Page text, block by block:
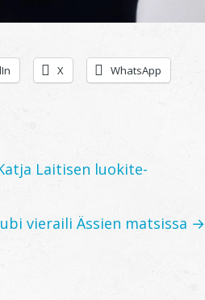
X WhatsApp
Laitisen luokite-
vieraili Ässien matsissa →